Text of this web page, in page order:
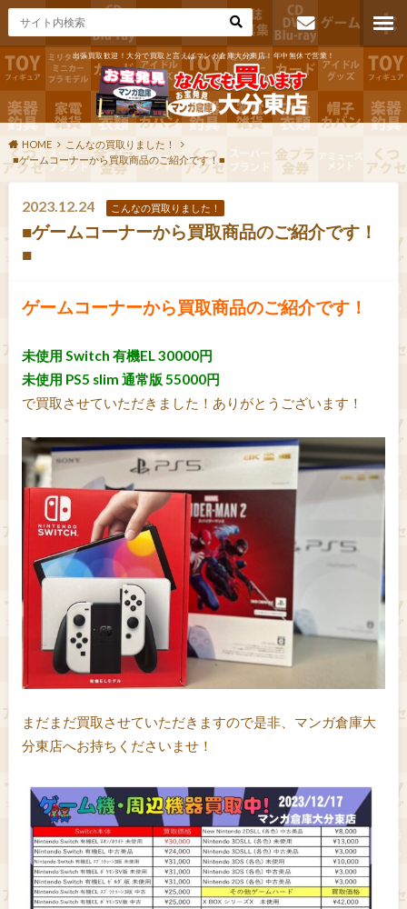
出張買取歓迎！大分で買取と言えばマンガ倉庫大分東店！年中無休で営業！
お問い合わ
せ
HOME
こんなの買取りました！
■ゲームコーナーから買取商品のご紹介です！■
2023.12.24 こんなの買取りました！
■ゲームコーナーから買取商品のご紹介です！
■
ゲームコーナーから買取商品のご紹介です！
未使用 Switch 有機EL 30000円
未使用 PS5 slim 通常版 55000円
で買取させていただきました！ありがとうございます！
まだまだ買取させていただきますので是非、マンガ倉庫大
分東店へお持ちくださいませ！